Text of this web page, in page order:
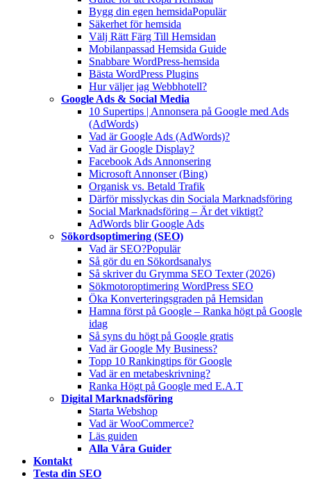
Bygg din egen hemsidaPopulär
Säkerhet för hemsida
Välj Rätt Färg Till Hemsidan
Mobilanpassad Hemsida Guide
Snabbare WordPress-hemsida
Bästa WordPress Plugins
Hur väljer jag Webbhotell?
Google Ads & Social Media
10 Supertips | Annonsera på Google med Ads
(AdWords)
Vad är Google Ads (AdWords)?
Vad är Google Display?
Facebook Ads Annonsering
Microsoft Annonser (Bing)
Organisk vs. Betald Trafik
Därför misslyckas din Sociala Marknadsföring
Social Marknadsföring – Är det viktigt?
AdWords blir Google Ads
Sökordsoptimering (SEO)
Vad är SEO?Populär
Så gör du en Sökordsanalys
Så skriver du Grymma SEO Texter (2026)
Sökmotoroptimering WordPress SEO
Öka Konverteringsgraden på Hemsidan
Hamna först på Google – Ranka högt på Google
idag
Så syns du högt på Google gratis
Vad är Google My Business?
Topp 10 Rankingtips för Google
Vad är en metabeskrivning?
Ranka Högt på Google med E.A.T
Digital Marknadsföring
Starta Webshop
Vad är WooCommerce?
Läs guiden
Alla Våra Guider
Kontakt
Testa din SEO